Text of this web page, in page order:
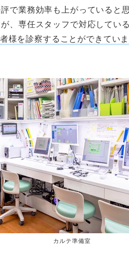
で業務効率も上がっていると
、専任スタッフで対応してい
様を診察することができていま
カルテ準備室